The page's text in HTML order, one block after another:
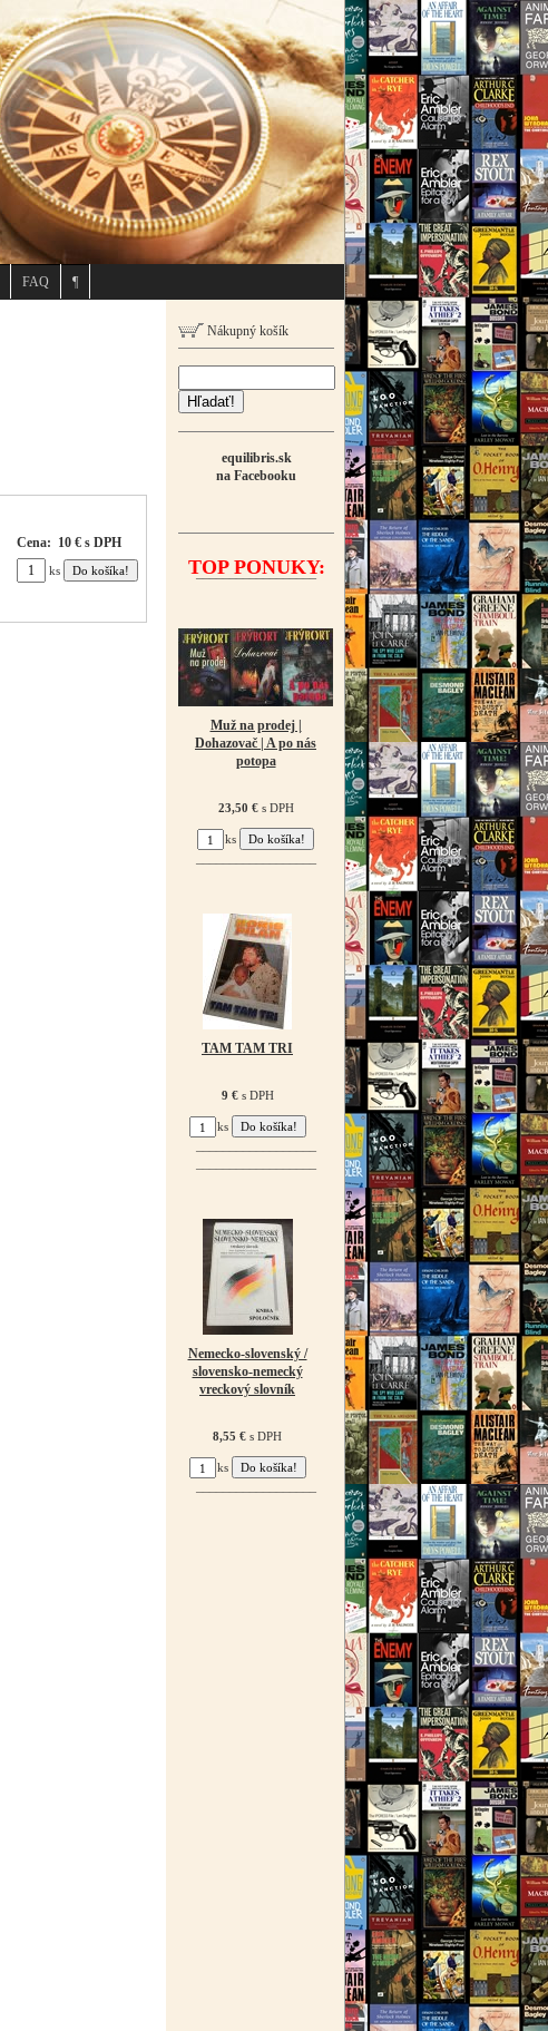
FAQ ¶
Cena: 10 € s DPH
ks
Nákupný košík
Hľadať!
equilibris.sk
na Facebooku
TOP PONUKY:
Muž na prodej |
Dohazovač | A po nás
potopa
23,50 €s DPH
ks
TAM TAM TRI
9 €s DPH
ks
Nemecko-slovenský /
slovensko-nemecký
vreckový slovník
8,55 € s DPH
ks